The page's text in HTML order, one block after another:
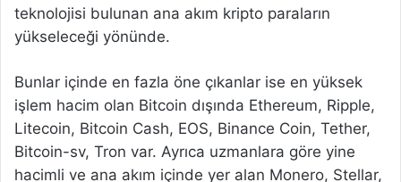
teknolojisi bulunan ana akım kripto paraların
yükseleceği yönünde.
Bunlar içinde en fazla öne çıkanlar ise en yüksek
işlem hacim olan Bitcoin dışında Ethereum, Ripple,
Litecoin, Bitcoin Cash, EOS, Binance Coin, Tether,
Bitcoin-sv, Tron var. Ayrıca uzmanlara göre yine
hacimli ve ana akım içinde yer alan Monero, Stellar,